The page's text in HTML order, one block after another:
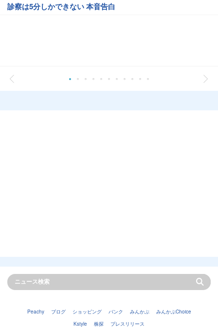
診察は5分しかできない 本音告白
Peachy ブログ ショッピング バンク みんかぶ
みんかぶChoice
Kstyle
株探 プレスリリース